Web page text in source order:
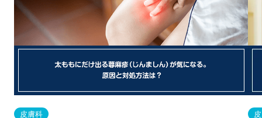
皮膚科